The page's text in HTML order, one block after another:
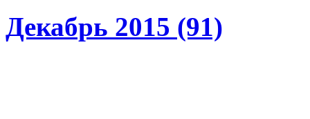
Декабрь 2015 (91)